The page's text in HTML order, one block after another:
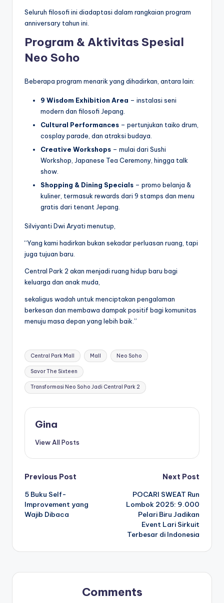
Seluruh filosofi ini diadaptasi dalam rangkaian program
anniversary tahun ini.
Program & Aktivitas Spesial
Neo Soho
Beberapa program menarik yang dihadirkan, antara lain:
9 Wisdom Exhibition Area – instalasi seni
modern dan filosofi Jepang.
Cultural Performances – pertunjukan taiko drum,
cosplay parade, dan atraksi budaya.
Creative Workshops – mulai dari Sushi
Workshop, Japanese Tea Ceremony, hingga talk
show.
Shopping & Dining Specials – promo belanja &
kuliner, termasuk rewards dari 9 stamps dan menu
gratis dari tenant Jepang.
Silviyanti Dwi Aryati menutup,
“Yang kami hadirkan bukan sekadar perluasan ruang, tapi
juga tujuan baru.
Central Park 2 akan menjadi ruang hidup baru bagi
keluarga dan anak muda,
sekaligus wadah untuk menciptakan pengalaman
berkesan dan membawa dampak positif bagi komunitas
menuju masa depan yang lebih baik.”
Tags:
Central Park Mall Mall Neo Soho
Savor The Sixteen
Transformasi Neo Soho Jadi Central Park 2
Gina
View All Posts
Post
navigation
Previous Post
5 Buku Self-
Improvement yang
Wajib Dibaca
Next Post
POCARI SWEAT Run
Lombok 2025: 9.000
Pelari Biru Jadikan
Event Lari Sirkuit
Terbesar di Indonesia
Comments